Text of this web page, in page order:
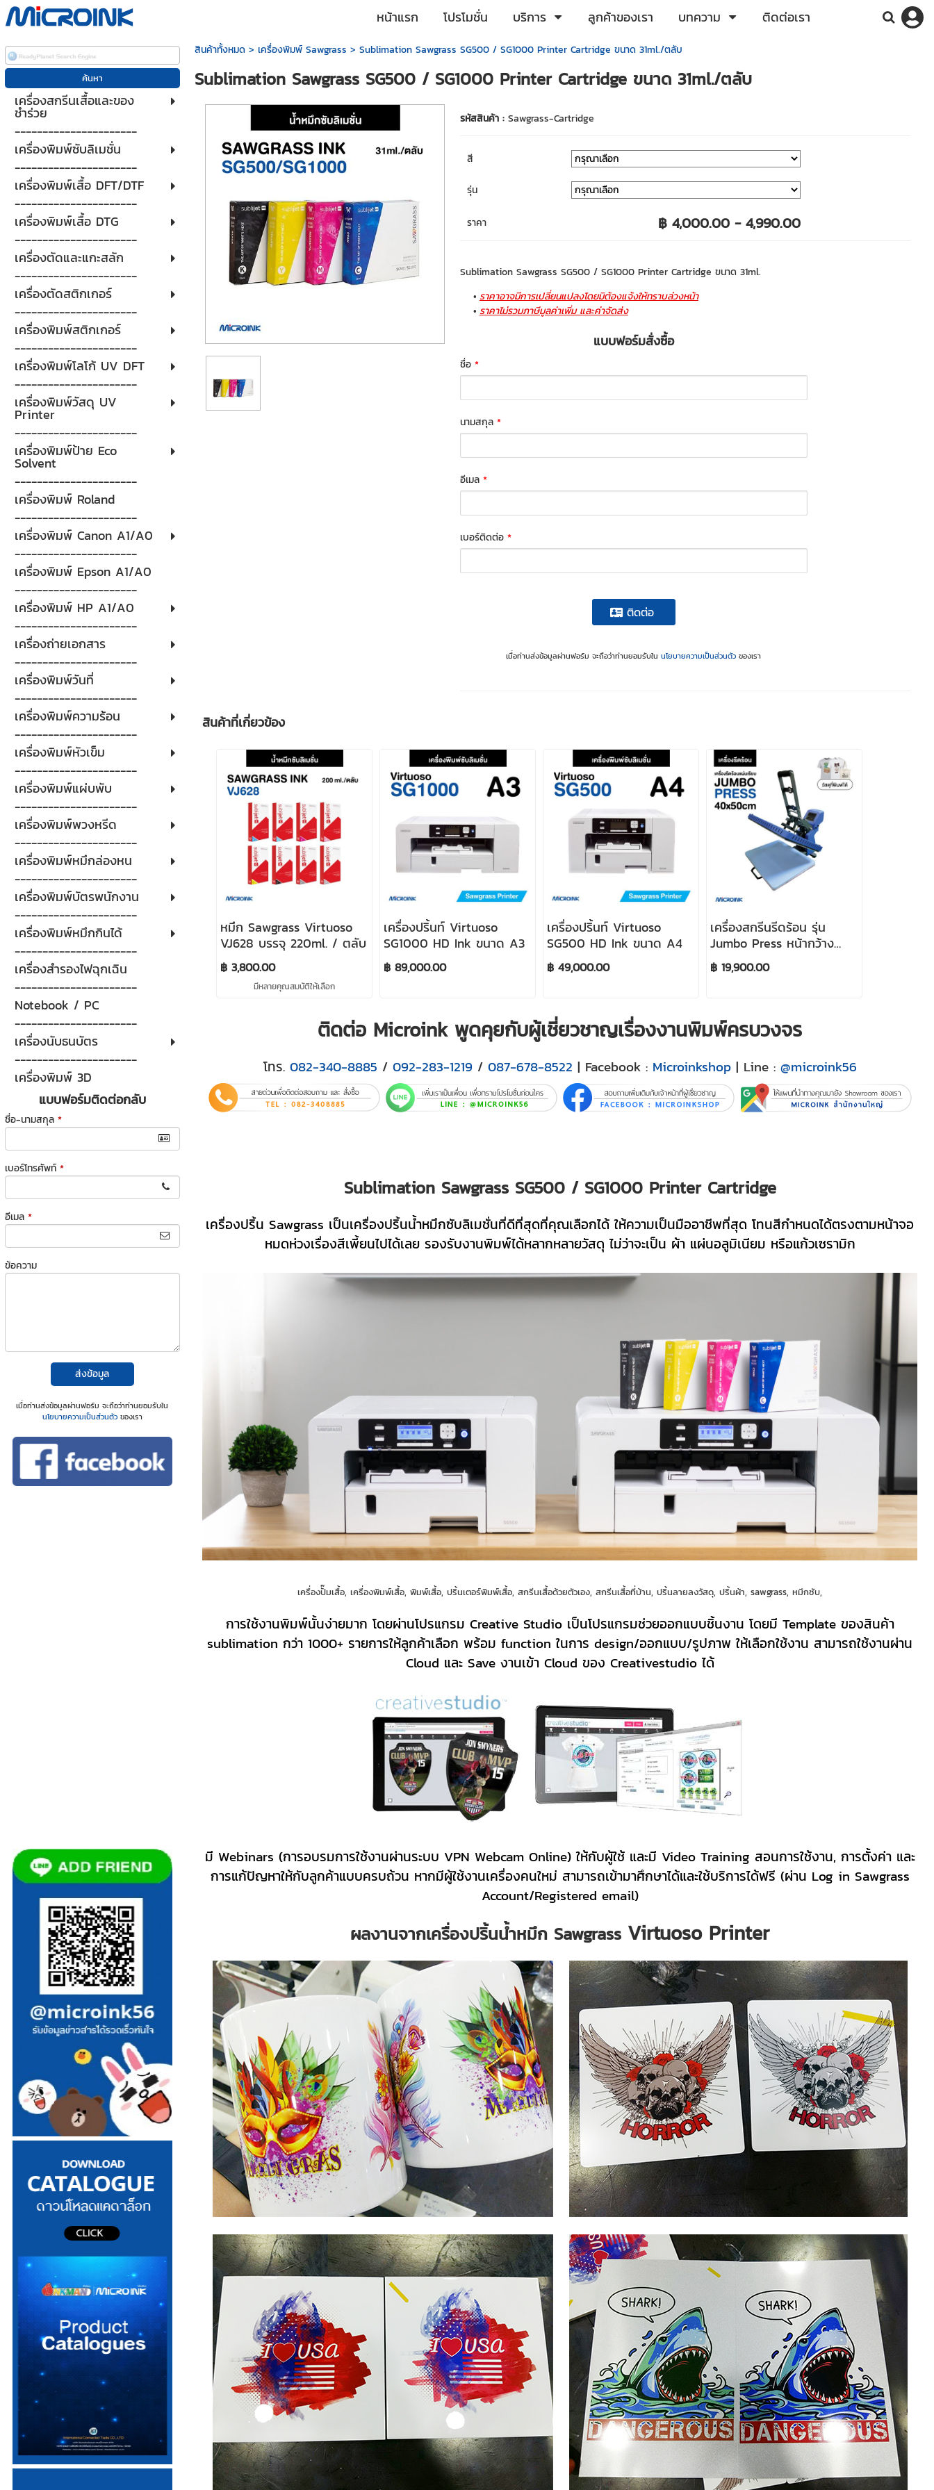
หน้าแรก โปรโมชั่น บริการ ลูกค้าของเรา บทความ ติดต่อเรา
เครื่องสกรีนเสื้อและของ
ชำร่วย
----------------------
เครื่องพิมพ์ซับลิเมชั่น
----------------------
เครื่องพิมพ์เสื้อ DFT/DTF
----------------------
เครื่องพิมพ์เสื้อ DTG
----------------------
เครื่องตัดและแกะสลัก
----------------------
เครื่องตัดสติกเกอร์
----------------------
เครื่องพิมพ์สติกเกอร์
----------------------
เครื่องพิมพ์โลโก้ UV DFT
----------------------
เครื่องพิมพ์วัสดุ UV
Printer
----------------------
เครื่องพิมพ์ป้าย Eco
Solvent
----------------------
เครื่องพิมพ์ Roland
----------------------
เครื่องพิมพ์ Canon A1/A0
----------------------
เครื่องพิมพ์ Epson A1/A0
----------------------
เครื่องพิมพ์ HP A1/A0
----------------------
เครื่องถ่ายเอกสาร
----------------------
เครื่องพิมพ์วันที่
----------------------
เครื่องพิมพ์ความร้อน
----------------------
เครื่องพิมพ์หัวเข็ม
----------------------
เครื่องพิมพ์แผ่บพับ
----------------------
เครื่องพิมพ์พวงหรีด
----------------------
เครื่องพิมพ์หมึกล่องหน
----------------------
เครื่องพิมพ์บัตรพนักงาน
----------------------
เครื่องพิมพ์หมึกกินได้
----------------------
เครื่องสำรองไฟฉุกเฉิน
----------------------
Notebook / PC
----------------------
เครื่องนับธนบัตร
----------------------
เครื่องพิมพ์ 3D
แบบฟอร์มติดต่อกลับ
ชื่อ-นามสกุล *
เบอร์โทรศัพท์ *
อีเมล *
ข้อความ
ส่งข้อมูล
เมื่อท่านส่งข้อมูลผ่านฟอร์ม จะถือว่าท่านยอมรับใน
นโยบายความเป็นส่วนตัวของเรา
สินค้าทั้งหมด> เครื่องพิมพ์ Sawgrass > Sublimation Sawgrass SG500 / SG1000 Printer Cartridge ขนาด 31ml./ตลับ
Sublimation Sawgrass SG500 / SG1000 Printer Cartridge ขนาด 31ml./ตลับ
รหัสสินค้า : Sawgrass-Cartridge
สี
รุ่น
ราคา ฿ 4,000.00 - 4,990.00
Sublimation Sawgrass SG500 / SG1000 Printer Cartridge ขนาด 31ml.
ราคาอาจมีการเปลี่ยนแปลงโดยมิต้องแจ้งให้ทราบล่วงหน้า
ราคาไม่รวมภาษีมูลค่าเพิ่ม และค่าจัดส่ง
แบบฟอร์มสั่งซื้อ
ชื่อ *
นามสกุล *
อีเมล *
เบอร์ติดต่อ *
ติดต่อ
เมื่อท่านส่งข้อมูลผ่านฟอร์ม จะถือว่าท่านยอมรับในนโยบายความเป็นส่วนตัว ของเรา
สินค้าที่เกี่ยวข้อง
หมึก Sawgrass Virtuoso
VJ628 บรรจุ 220ml. / ตลับ
฿ 3,800.00
มีหลายคุณสมบัติให้เลือก
เครื่องปริ้นท์ Virtuoso
SG1000 HD Ink ขนาด A3
฿ 89,000.00
เครื่องปริ้นท์ Virtuoso
SG500 HD Ink ขนาด A4
฿ 49,000.00
เครื่องสกรีนรีดร้อน รุ่น
Jumbo Press หน้ากว้าง
40x50 cm (เครื่องเปล่า ไม่
รวมของแถม)
฿ 19,900.00
ติดต่อ Microink พูดคุยกับผู้เชี่ยวชาญเรื่องงานพิมพ์ครบวงจร
โทร. 082-340-8885 / 092-283-1219 / 087-678-8522 | Facebook : Microinkshop| Line : @microink56
Sublimation Sawgrass SG500 / SG1000 Printer Cartridge
เครื่องปริ้น Sawgrass เป็นเครื่องปริ้นน้ำหมึกซับลิเมชั่นที่ดีที่สุดที่คุณเลือกได้ ให้ความเป็นมืออาชีพที่สุด โทนสีกำหนดได้ตรงตามหน้าจอ
หมดห่วงเรื่องสีเพี้ยนไปได้เลย รองรับงานพิมพ์ได้หลากหลายวัสดุ ไม่ว่าจะเป็น ผ้า แผ่นอลูมิเนียม หรือแก้วเซรามิก
เครื่องปั๊มเสื้อ, เครื่องพิมพ์เสื้อ, พิมพ์เสื้อ, ปริ้นเตอร์พิมพ์เสื้อ, สกรีนเสื้อด้วยตัวเอง, สกรีนเสื้อที่บ้าน, ปริ้นลายลงวัสดุ, ปริ้นผ้า, sawgrass, หมึกซับ,
การใช้งานพิมพ์นั้นง่ายมาก โดยผ่านโปรแกรม Creative Studio เป็นโปรแกรมช่วยออกแบบชิ้นงาน โดยมี Template ของสินค้า
sublimation กว่า 1000+ รายการให้ลูกค้าเลือก พร้อม function ในการ design/ออกแบบ/รูปภาพ ให้เลือกใช้งาน สามารถใช้งานผ่าน
Cloud และ Save งานเข้า Cloud ของ Creativestudio ได้
มี Webinars (การอบรมการใช้งานผ่านระบบ VPN Webcam Online) ให้กับผู้ใช้ และมี Video Training สอนการใช้งาน, การตั้งค่า และ
การแก้ปัญหาให้กับลูกค้าแบบครบถ้วน หากมีผู้ใช้งานเครื่องคนใหม่ สามารถเข้ามาศึกษาได้และใช้บริการได้ฟรี (ผ่าน Log in Sawgrass
Account/Registered email)
ผลงานจากเครื่องปริ้นน้ำหมึก Sawgrass Virtuoso Printer